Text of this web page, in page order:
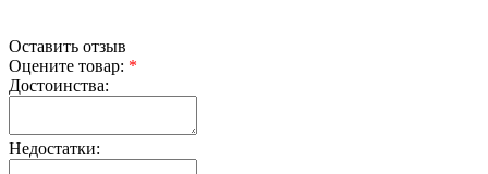
Оставить отзыв
Оцените товар: *
Достоинства:
Недостатки: